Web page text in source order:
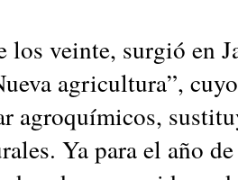
los veinte, surgió en
agricultura”,
agroquímicos,
Ya para el año